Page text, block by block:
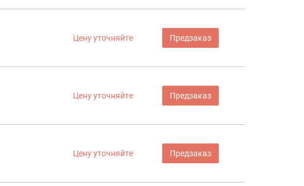
Цену уточняйте Предзаказ
Цену уточняйте Предзаказ
Цену уточняйте Предзаказ